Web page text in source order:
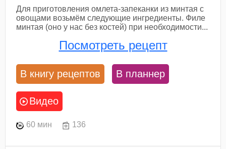
Для приготовления омлета-запеканки из минтая с
овощами возьмём следующие ингредиенты. Филе
минтая (оно у нас без костей) при необходимости...
Посмотреть рецепт
В книгу рецептов В планнер
Видео
60 мин 136